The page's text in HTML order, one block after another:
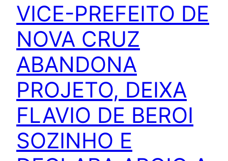
VICE-PREFEITO DE
NOVA CRUZ
ABANDONA
PROJETO, DEIXA
FLAVIO DE BEROI
SOZINHO E